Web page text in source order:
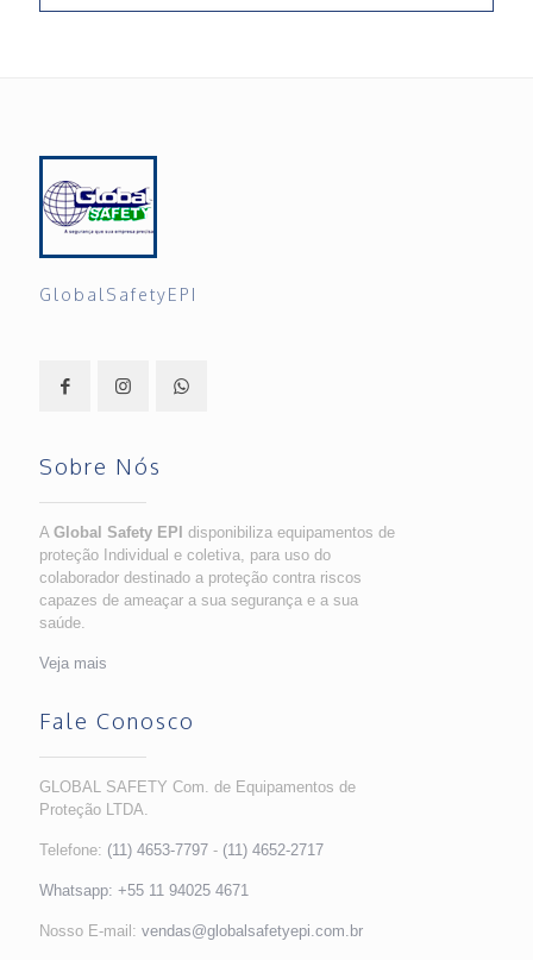
GlobalSafetyEPI
Sobre Nós
A Global Safety EPI disponibiliza equipamentos de
proteção Individual e coletiva, para uso do
colaborador destinado a proteção contra riscos
capazes de ameaçar a sua segurança e a sua
saúde.
Veja mais
Fale Conosco
GLOBAL SAFETY Com. de Equipamentos de
Proteção LTDA.
Telefone: (11) 4653-7797 - (11) 4652-2717
Whatsapp: +55 11 94025 4671
Nosso E-mail: vendas@globalsafetyepi.com.br